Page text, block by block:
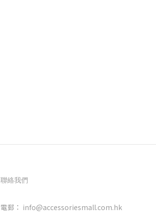
聯絡我們
電郵： info@accessoriesmall.com.hk